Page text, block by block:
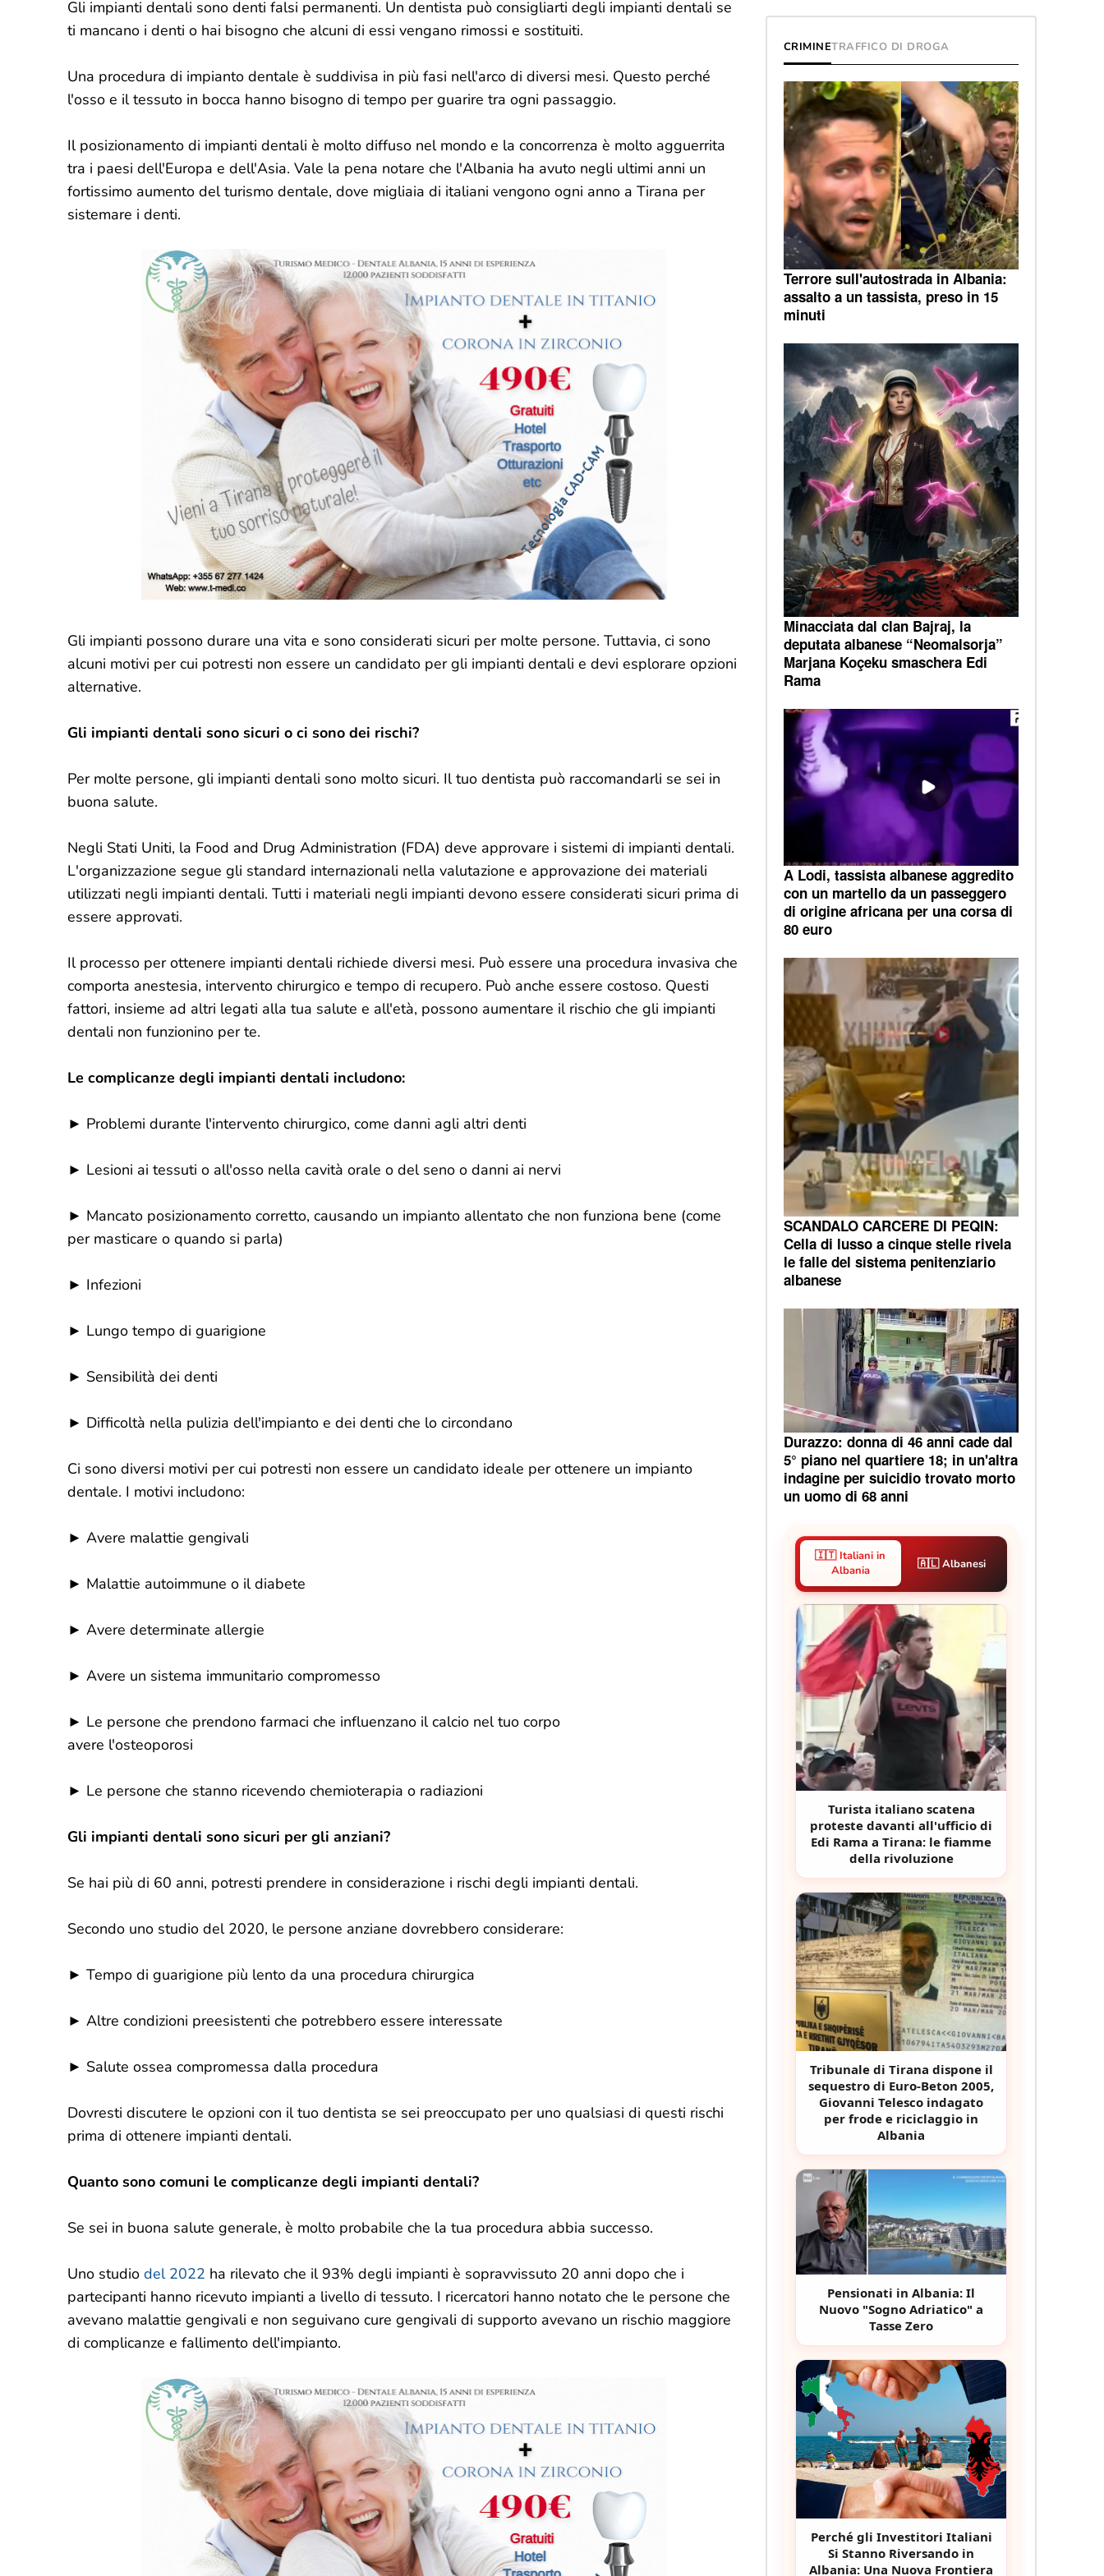
Gli impianti dentali sono denti falsi permanenti. Un dentista può consigliarti degli impianti dentali se
ti mancano i denti o hai bisogno che alcuni di essi vengano rimossi e sostituiti.
Una procedura di impianto dentale è suddivisa in più fasi nell'arco di diversi mesi. Questo perché
l'osso e il tessuto in bocca hanno bisogno di tempo per guarire tra ogni passaggio.
Il posizionamento di impianti dentali è molto diffuso nel mondo e la concorrenza è molto agguerrita
tra i paesi dell'Europa e dell'Asia. Vale la pena notare che l'Albania ha avuto negli ultimi anni un
fortissimo aumento del turismo dentale, dove migliaia di italiani vengono ogni anno a Tirana per
sistemare i denti.
Gli impianti possono durare una vita e sono considerati sicuri per molte persone. Tuttavia, ci sono
alcuni motivi per cui potresti non essere un candidato per gli impianti dentali e devi esplorare opzioni
alternative.
Gli impianti dentali sono sicuri o ci sono dei rischi?
Per molte persone, gli impianti dentali sono molto sicuri. Il tuo dentista può raccomandarli se sei in
buona salute.
Negli Stati Uniti, la Food and Drug Administration (FDA) deve approvare i sistemi di impianti dentali.
L'organizzazione segue gli standard internazionali nella valutazione e approvazione dei materiali
utilizzati negli impianti dentali. Tutti i materiali negli impianti devono essere considerati sicuri prima di
essere approvati.
Il processo per ottenere impianti dentali richiede diversi mesi. Può essere una procedura invasiva che
comporta anestesia, intervento chirurgico e tempo di recupero. Può anche essere costoso. Questi
fattori, insieme ad altri legati alla tua salute e all'età, possono aumentare il rischio che gli impianti
dentali non funzionino per te.
Le complicanze degli impianti dentali includono:
► Problemi durante l'intervento chirurgico, come danni agli altri denti
► Lesioni ai tessuti o all'osso nella cavità orale o del seno o danni ai nervi
► Mancato posizionamento corretto, causando un impianto allentato che non funziona bene (come
per masticare o quando si parla)
► Infezioni
► Lungo tempo di guarigione
► Sensibilità dei denti
► Difficoltà nella pulizia dell'impianto e dei denti che lo circondano
Ci sono diversi motivi per cui potresti non essere un candidato ideale per ottenere un impianto
dentale. I motivi includono:
► Avere malattie gengivali
► Malattie autoimmune o il diabete
► Avere determinate allergie
► Avere un sistema immunitario compromesso
► Le persone che prendono farmaci che influenzano il calcio nel tuo corpo
avere l'osteoporosi
► Le persone che stanno ricevendo chemioterapia o radiazioni
Gli impianti dentali sono sicuri per gli anziani?
Se hai più di 60 anni, potresti prendere in considerazione i rischi degli impianti dentali.
Secondo uno studio del 2020, le persone anziane dovrebbero considerare:
► Tempo di guarigione più lento da una procedura chirurgica
► Altre condizioni preesistenti che potrebbero essere interessate
► Salute ossea compromessa dalla procedura
Dovresti discutere le opzioni con il tuo dentista se sei preoccupato per uno qualsiasi di questi rischi
prima di ottenere impianti dentali.
Quanto sono comuni le complicanze degli impianti dentali?
Se sei in buona salute generale, è molto probabile che la tua procedura abbia successo.
Uno studio del 2022 ha rilevato che il 93% degli impianti è sopravvissuto 20 anni dopo che i
partecipanti hanno ricevuto impianti a livello di tessuto. I ricercatori hanno notato che le persone che
avevano malattie gengivali e non seguivano cure gengivali di supporto avevano un rischio maggiore
di complicanze e fallimento dell'impianto.
CRIMINETRAFFICO DI DROGA
Terrore sull'autostrada in Albania:
assalto a un tassista, preso in 15
minuti
Minacciata dal clan Bajraj, la
deputata albanese “Neomalsorja”
Marjana Koçeku smaschera Edi
Rama
A Lodi, tassista albanese aggredito
con un martello da un passeggero
di origine africana per una corsa di
80 euro
SCANDALO CARCERE DI PEQIN:
Cella di lusso a cinque stelle rivela
le falle del sistema penitenziario
albanese
Durazzo: donna di 46 anni cade dal
5° piano nel quartiere 18; in un'altra
indagine per suicidio trovato morto
un uomo di 68 anni
🇮🇹 Italiani in
Albania
🇦🇱 Albanesi
Turista italiano scatena
proteste davanti all'ufficio di
Edi Rama a Tirana: le fiamme
della rivoluzione
Tribunale di Tirana dispone il
sequestro di Euro-Beton 2005,
Giovanni Telesco indagato
per frode e riciclaggio in
Albania
Pensionati in Albania: Il
Nuovo "Sogno Adriatico" a
Tasse Zero
Perché gli Investitori Italiani
Si Stanno Riversando in
Albania: Una Nuova Frontiera